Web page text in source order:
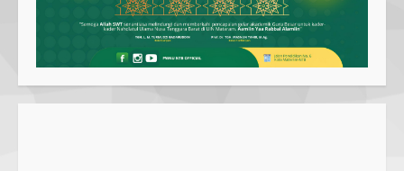
2
Pawon Pengsong NTB: Memanjakan
Lidah dengan Olahan Sehat dan
Ramah Lingkungan!
27 September 2023